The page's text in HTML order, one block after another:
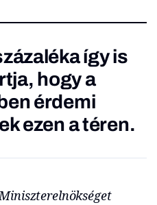
így is
hogy a
érdemi
ezen a téren.